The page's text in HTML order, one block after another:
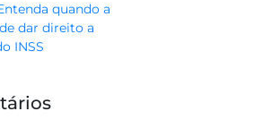
quando a
dar direito a
INSS